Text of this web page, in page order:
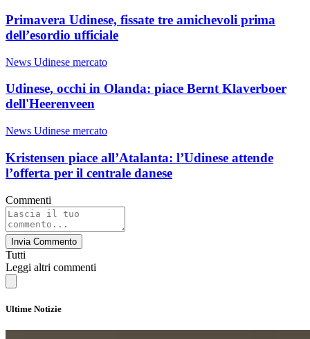
Primavera Udinese, fissate tre amichevoli prima
dell’esordio ufficiale
News Udinese mercato
Udinese, occhi in Olanda: piace Bernt Klaverboer
dell'Heerenveen
News Udinese mercato
Kristensen piace all’Atalanta: l’Udinese attende
l’offerta per il centrale danese
Commenti
Invia Commento
Tutti
Leggi altri commenti
Ultime Notizie